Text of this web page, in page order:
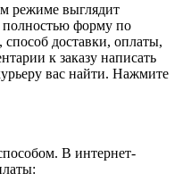
режиме выглядит
полностью форму по
способ доставки, оплаты,
к заказу написать
вас найти. Нажмите
В интернет-